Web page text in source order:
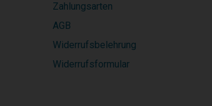
Zahlungsarten
AGB
Widerrufsbelehrung
Widerrufsformular